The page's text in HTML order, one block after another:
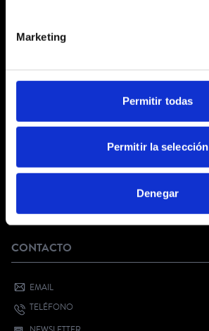
Marketing
Permitir todas
Permitir la selección
Denegar
CONDICIONES GENERALES
AVISO LEGAL
PRIVACIDAD EN RRSS
SERVICIO AL CLIENTE
FAQ
¿QUIERES VENDER CON NOSOTROS?
BONO CULTURAL JOVEN
CONTACTO
EMAIL
TELÉFONO